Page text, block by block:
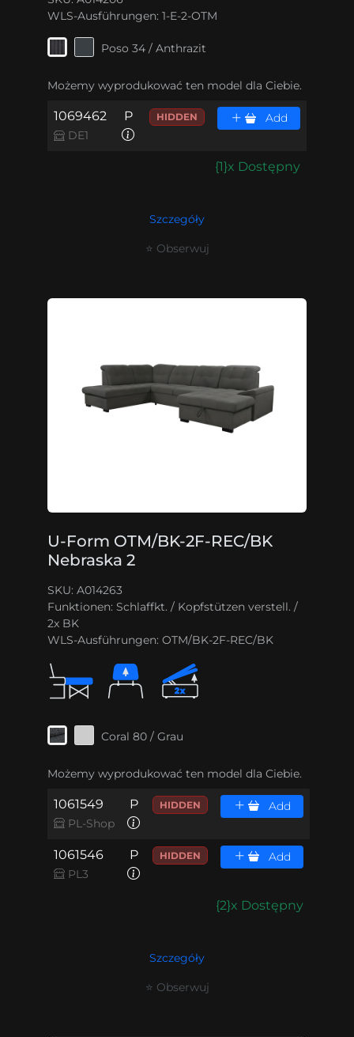
WLS-Ausführungen: 1-E-2-OTM
Poso 34 / Anthrazit
Możemy wyprodukować ten model dla Ciebie.
1069462
DE1
P HIDDEN Add
{1}x Dostępny
Szczegóły
⭐ Obserwuj
U-Form OTM/BK-2F-REC/BK
Nebraska 2
SKU: A014263
Funktionen: Schlaffkt. / Kopfstützen verstell. /
2x BK
WLS-Ausführungen: OTM/BK-2F-REC/BK
Coral 80 / Grau
Możemy wyprodukować ten model dla Ciebie.
1061549
PL-Shop
P HIDDEN Add
1061546
PL3
P HIDDEN Add
{2}x Dostępny
Szczegóły
⭐ Obserwuj